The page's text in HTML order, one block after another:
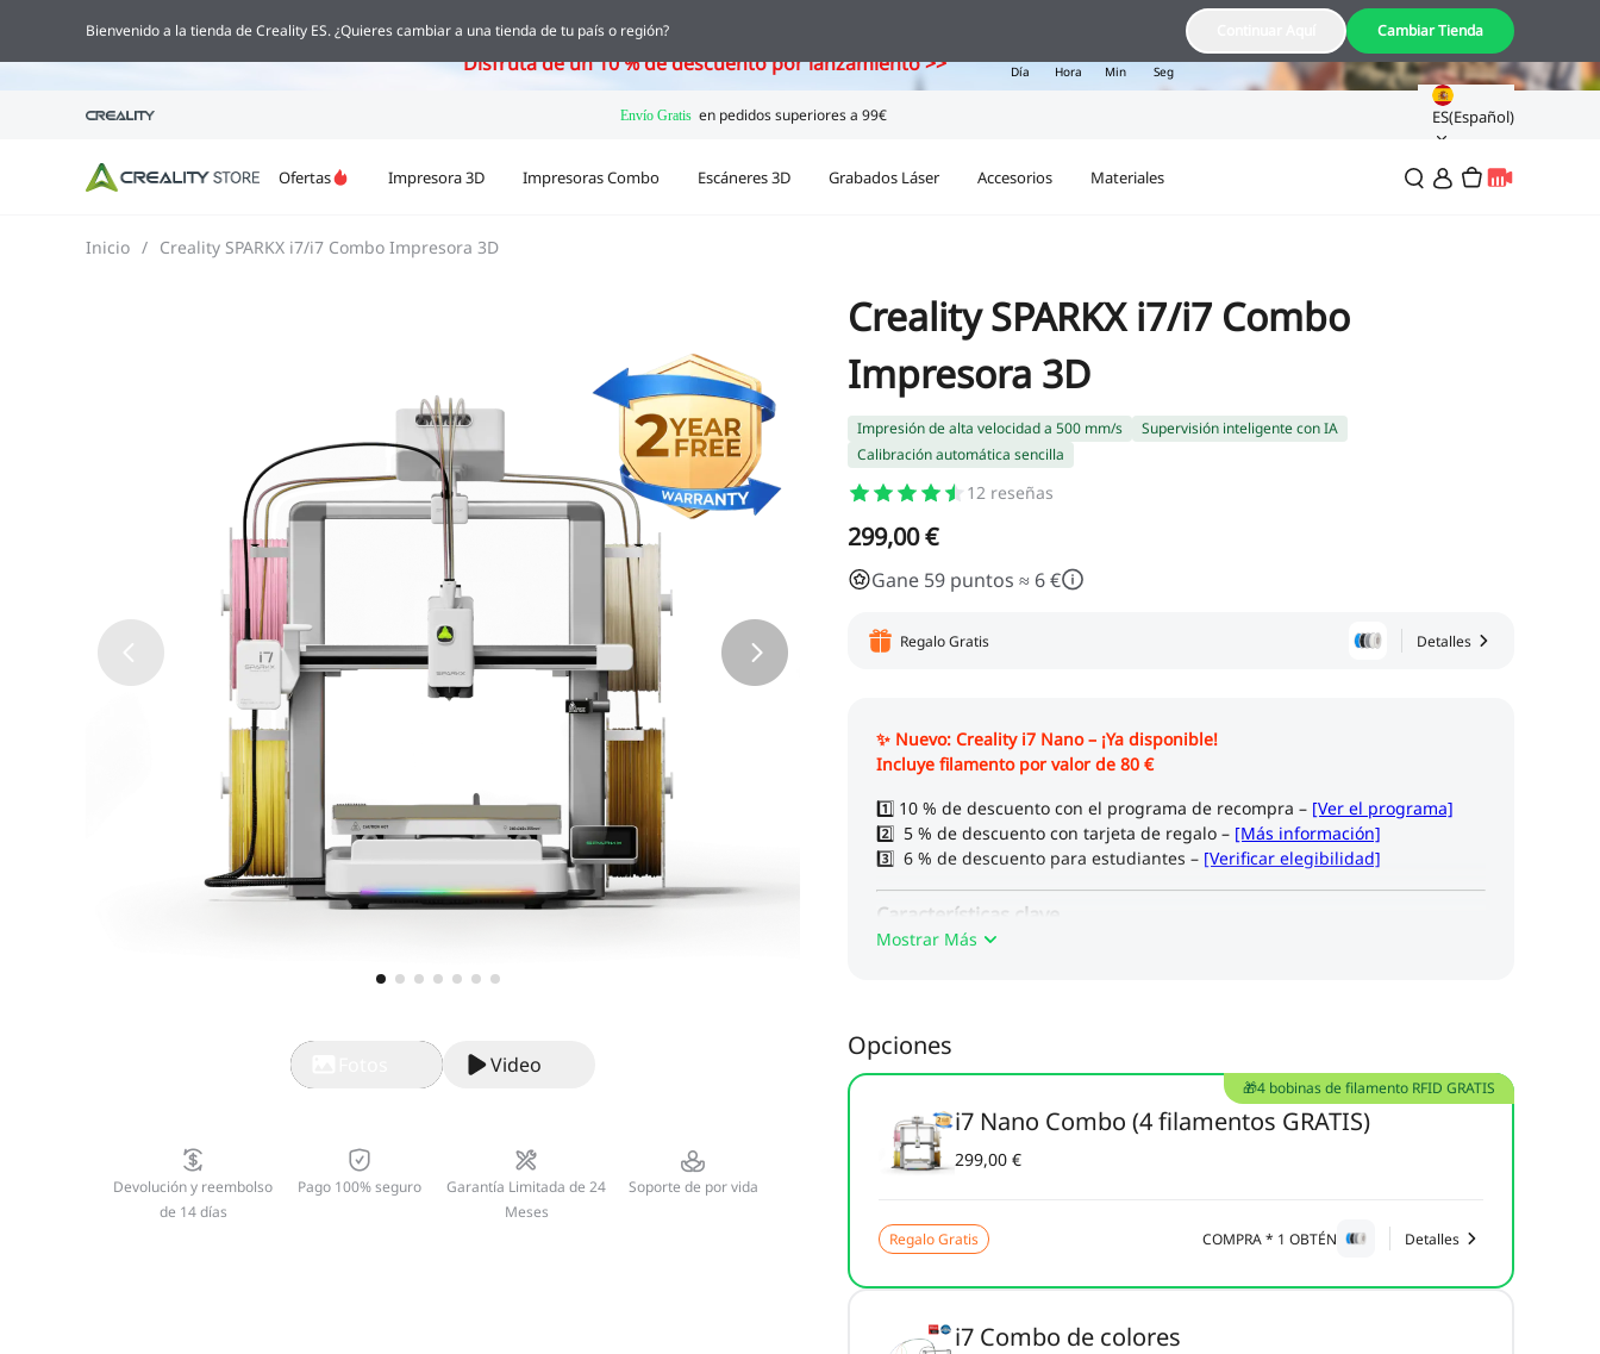
Creality Pika, el nuevo escáner 3D con IA ya está aquí
Disfruta de un 10 % de descuento por lanzamiento >> Día Hora Min Seg
ES(Español)
Ofertas Impresora 3D Impresoras Combo Escáneres 3D Grabados Láser Accesorios Materiales
Inicio / Creality SPARKX i7/i7 Combo Impresora 3D
Video
Devolución y reembolso
de 14 días
Pago 100% seguro
Garantía Limitada de 24
Meses
Soporte de por vida
Creality SPARKX i7/i7 Combo
Impresora 3D
Impresión de alta velocidad a 500 mm/s
Supervisión inteligente con IA
Calibración automática sencilla
12 reseñas
299,00 €
Gane 59 puntos ≈ 6 €
Regalo Gratis Detalles
Mostrar Más
Opciones
i7 Nano Combo (4 filamentos GRATIS)
299,00 €
🎁4 bobinas de filamento RFID GRATIS
Regalo Gratis COMPRA * 1 OBTÉN Detalles
i7 Combo de colores
Bienvenido a la tienda de Creality ES. ¿Quieres cambiar a una tienda de tu país o región? Cambiar Tienda